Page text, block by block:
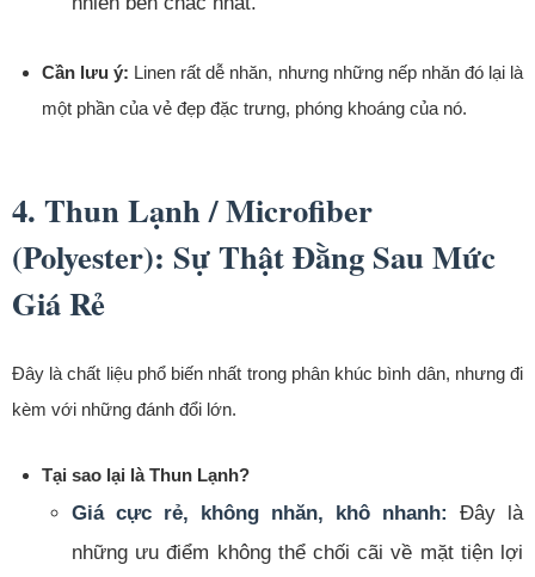
Cần lưu ý: Linen rất dễ nhăn, nhưng những nếp nhăn đó lại là
một phần của vẻ đẹp đặc trưng, phóng khoáng của nó.
4. Thun Lạnh / Microfiber
(Polyester): Sự Thật Đằng Sau Mức
Giá Rẻ
Đây là chất liệu phổ biến nhất trong phân khúc bình dân, nhưng đi
kèm với những đánh đổi lớn.
Tại sao lại là Thun Lạnh?
Giá cực rẻ, không nhăn, khô nhanh:
Đây là
những ưu điểm không thể chối cãi về mặt tiện lợi